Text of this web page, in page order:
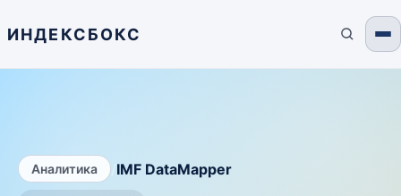
ИНДЕКСБОКС
Аналитика IMF DataMapper